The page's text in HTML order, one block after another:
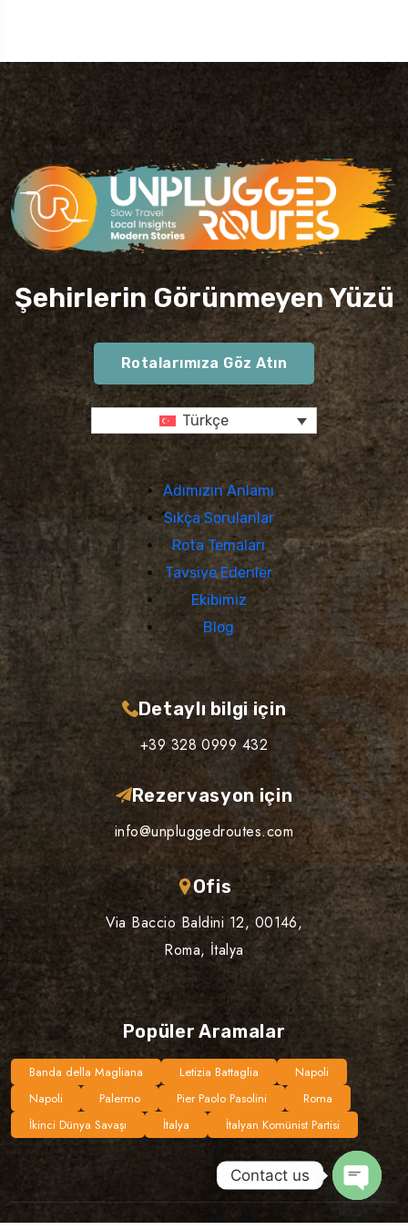
Şehirlerin Görünmeyen Yüzü
Rotalarımıza Göz Atın
Türkçe
Adımızın Anlamı
Sıkça Sorulanlar
Rota Temaları
Tavsiye Edenler
Ekibimiz
Blog
Detaylı bilgi için
+39 328 0999 432
Rezervasyon için
info@unpluggedroutes.com
Ofis
Via Baccio Baldini 12, 00146,
Roma, İtalya
Popüler Aramalar
Banda della Magliana Letizia Battaglia
Napoli
Napoli
Palermo Pier Paolo Pasolini
Roma
İkinci Dünya Savaşı
İtalya İtalyan Komünist Partisi
Contact us